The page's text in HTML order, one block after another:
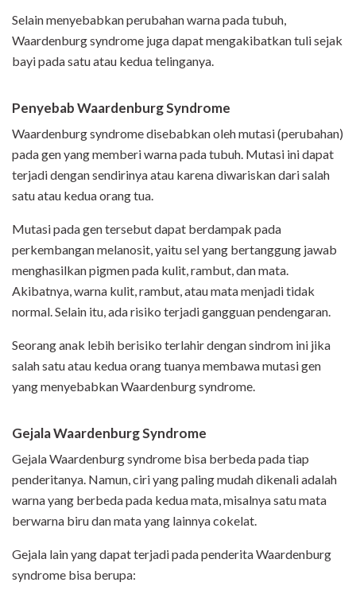
Selain menyebabkan perubahan warna pada tubuh,
Waardenburg syndrome juga dapat mengakibatkan tuli sejak
bayi pada satu atau kedua telinganya.
Penyebab Waardenburg Syndrome
Waardenburg syndrome disebabkan oleh mutasi (perubahan)
pada gen yang memberi warna pada tubuh. Mutasi ini dapat
terjadi dengan sendirinya atau karena diwariskan dari salah
satu atau kedua orang tua.
Mutasi pada gen tersebut dapat berdampak pada
perkembangan melanosit, yaitu sel yang bertanggung jawab
menghasilkan pigmen pada kulit, rambut, dan mata.
Akibatnya, warna kulit, rambut, atau mata menjadi tidak
normal. Selain itu, ada risiko terjadi gangguan pendengaran.
Seorang anak lebih berisiko terlahir dengan sindrom ini jika
salah satu atau kedua orang tuanya membawa mutasi gen
yang menyebabkan Waardenburg syndrome.
Gejala Waardenburg Syndrome
Gejala Waardenburg syndrome bisa berbeda pada tiap
penderitanya. Namun, ciri yang paling mudah dikenali adalah
warna yang berbeda pada kedua mata, misalnya satu mata
berwarna biru dan mata yang lainnya cokelat.
Gejala lain yang dapat terjadi pada penderita Waardenburg
syndrome bisa berupa: